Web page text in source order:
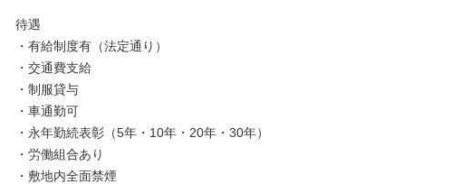
待遇
・有給制度有（法定通り）
・交通費支給
・制服貸与
・車通勤可
・永年勤続表彰（5年・10年・20年・30年）
・労働組合あり
・敷地内全面禁煙